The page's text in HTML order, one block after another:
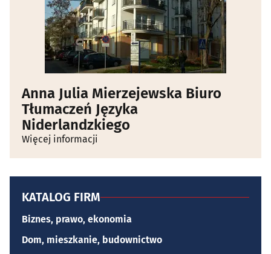
Anna Julia Mierzejewska Biuro
Tłumaczeń Języka
Niderlandzkiego
Więcej informacji
KATALOG FIRM
Biznes, prawo, ekonomia
Dom, mieszkanie, budownictwo